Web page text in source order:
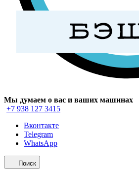
Мы думаем о вас и ваших машинах
+7 938 127 3415
Вконтакте
Telegram
WhatsApp
Поиск